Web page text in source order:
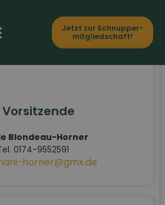
Jetzt zur Schnupper­
mitgliedschaft!
Vorsitzende
Blondeau-Horner
0174-9552591
horner@gmx.de